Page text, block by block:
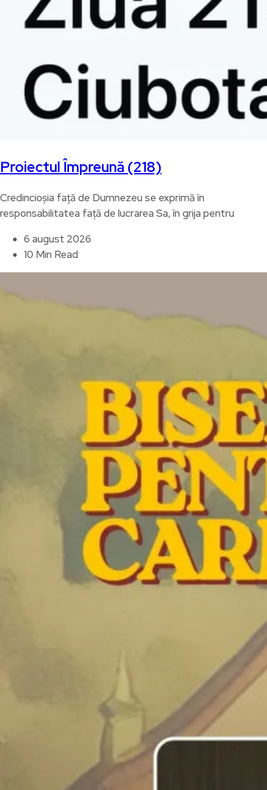
Proiectul Împreună (218)
Credincioșia față de Dumnezeu se exprimă în
responsabilitatea față de lucrarea Sa, în grija pentru
6 august 2026
10 Min Read